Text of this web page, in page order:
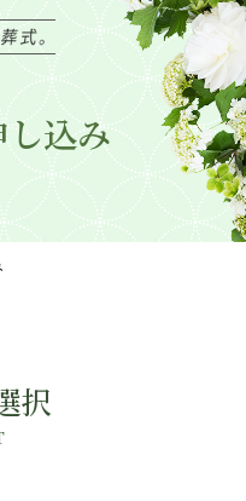
込み
択